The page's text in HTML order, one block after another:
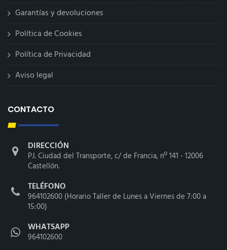
Garantías y devoluciones
Política de Cookies
Política de Privacidad
Aviso legal
CONTACTO
DIRECCIÓN
P.I. Ciudad del Transporte, c/ de Francia, nº 141 - 12006
Castellón.
TELÉFONO
964102600 (Horario Taller de Lunes a Viernes de 7:00 a
15:00)
WHATSAPP
964102600